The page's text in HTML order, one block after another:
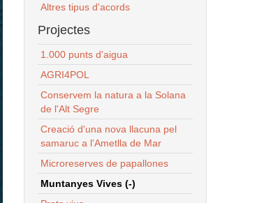
Altres tipus d'acords
Projectes
1.000 punts d'aigua
AGRI4POL
Conservem la natura a la Solana
de l'Alt Segre
Creació d'una nova llacuna pel
samaruc a l'Ametlla de Mar
Microreserves de papallones
Muntanyes Vives (-)